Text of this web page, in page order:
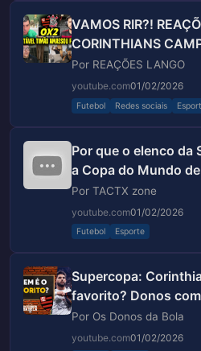
VAMOS RIR?!
CORINTHIANS
FLAMENGO 0X2
Por REAÇÕES LANGO
youtube.com01/02/2026
Futebol Redes sociais
Por que o elenco da
a Copa do Mundo
aterrorizante.
Por TACTX zone
youtube.com01/02/2026
Futebol Esporte
Supercopa:
favorito? Donos
Por Os Donos da Bola
youtube.com01/02/2026